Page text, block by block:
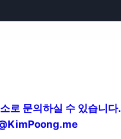
로 문의하실 수 있습니다.